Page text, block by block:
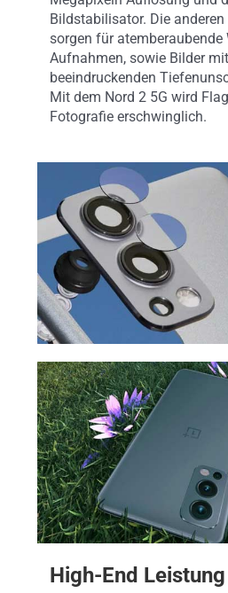
Bildstabilisator. Die
sorgen für atemberaubende
Aufnahmen, sowie Bilder
beeindruckenden
Mit dem Nord 2 5G wird
Fotografie erschwinglich.
High-End Leistung